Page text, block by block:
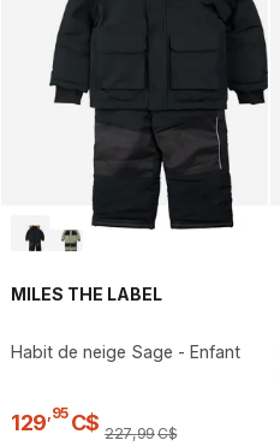
MILES THE LABEL
Habit de neige Sage - Enfant
129,95 C$ 227,99C$